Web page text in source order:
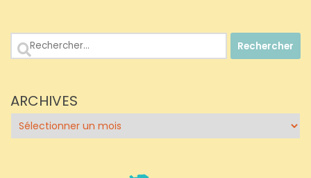
Rechercher :
ARCHIVES
Archives